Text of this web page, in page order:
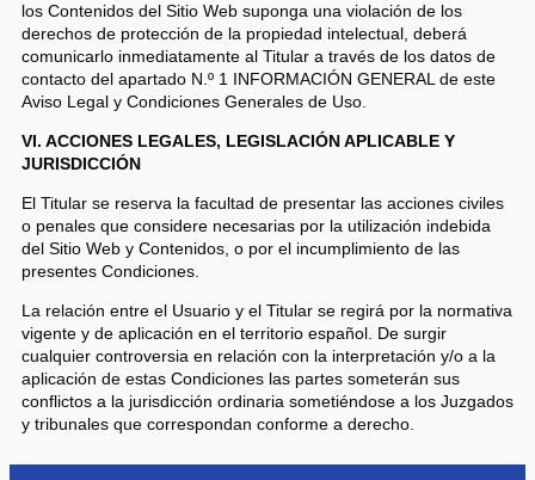
los Contenidos del Sitio Web suponga una violación de los
derechos de protección de la propiedad intelectual, deberá
comunicarlo inmediatamente al Titular a través de los datos de
contacto del apartado N.º 1 INFORMACIÓN GENERAL de este
Aviso Legal y Condiciones Generales de Uso.
VI. ACCIONES LEGALES, LEGISLACIÓN APLICABLE Y
JURISDICCIÓN
El Titular se reserva la facultad de presentar las acciones civiles
o penales que considere necesarias por la utilización indebida
del Sitio Web y Contenidos, o por el incumplimiento de las
presentes Condiciones.
La relación entre el Usuario y el Titular se regirá por la normativa
vigente y de aplicación en el territorio español. De surgir
cualquier controversia en relación con la interpretación y/o a la
aplicación de estas Condiciones las partes someterán sus
conflictos a la jurisdicción ordinaria sometiéndose a los Juzgados
y tribunales que correspondan conforme a derecho.